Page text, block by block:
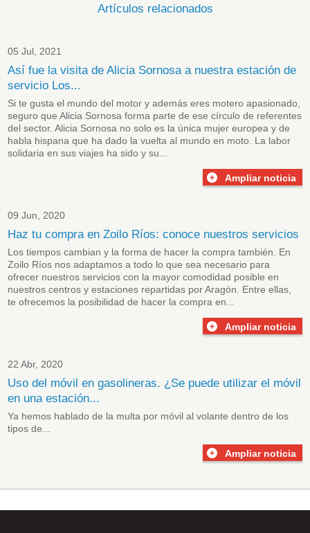
Artículos relacionados
05 Jul, 2021
Así fue la visita de Alicia Sornosa a nuestra estación de
servicio Los...
Si te gusta el mundo del motor y además eres motero apasionado,
seguro que Alicia Sornosa forma parte de ese círculo de referentes
del sector. Alicia Sornosa no solo es la única mujer europea y de
habla hispana que ha dado la vuelta al mundo en moto. La labor
solidaria en sus viajes ha sido y su...
Ampliar noticia
09 Jun, 2020
Haz tu compra en Zoilo Ríos: conoce nuestros servicios
Los tiempos cambian y la forma de hacer la compra también. En
Zoilo Ríos nos adaptamos a todo lo que sea necesario para
ofrecer nuestros servicios con la mayor comodidad posible en
nuestros centros y estaciones repartidas por Aragón. Entre ellas,
te ofrecemos la posibilidad de hacer la compra en...
Ampliar noticia
22 Abr, 2020
Uso del móvil en gasolineras. ¿Se puede utilizar el móvil
en una estación...
Ya hemos hablado de la multa por móvilal volante dentro de los
tipos de...
Ampliar noticia